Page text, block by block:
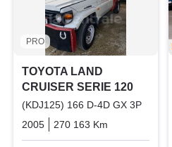
PRO
TOYOTA LAND
CRUISER SERIE 120
(KDJ125) 166 D-4D GX 3P
2005
270 163 Km